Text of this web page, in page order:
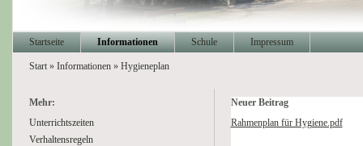
Startseite Informationen Schule Impressum
Start» Informationen» Hygieneplan
Mehr:
Unterrichtszeiten
Verhaltensregeln
Neuer Beitrag
Rahmenplan für Hygiene.pdf